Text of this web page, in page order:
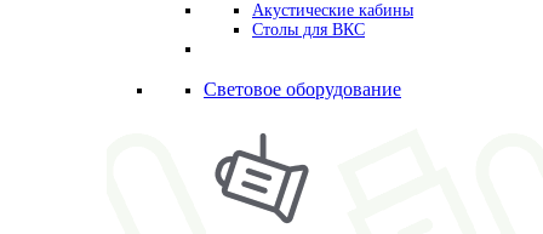
Акустические кабины
Столы для ВКС
Световое оборудование